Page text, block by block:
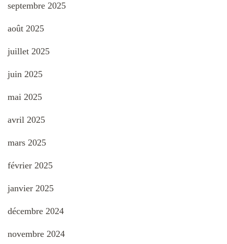
septembre 2025
août 2025
juillet 2025
juin 2025
mai 2025
avril 2025
mars 2025
février 2025
janvier 2025
décembre 2024
novembre 2024